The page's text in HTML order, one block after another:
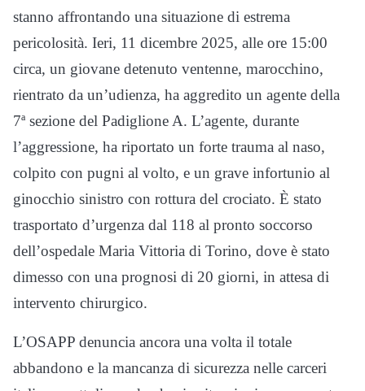
stanno affrontando una situazione di estrema
pericolosità. Ieri, 11 dicembre 2025, alle ore 15:00
circa, un giovane detenuto ventenne, marocchino,
rientrato da un’udienza, ha aggredito un agente della
7ª sezione del Padiglione A. L’agente, durante
l’aggressione, ha riportato un forte trauma al naso,
colpito con pugni al volto, e un grave infortunio al
ginocchio sinistro con rottura del crociato. È stato
trasportato d’urgenza dal 118 al pronto soccorso
dell’ospedale Maria Vittoria di Torino, dove è stato
dimesso con una prognosi di 20 giorni, in attesa di
intervento chirurgico.
L’OSAPP denuncia ancora una volta il totale
abbandono e la mancanza di sicurezza nelle carceri